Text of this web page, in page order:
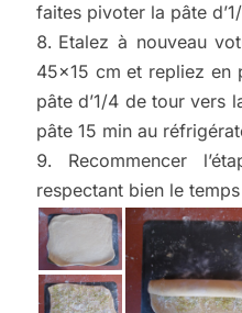
faites pivoter la pâte
Etalez à nouveau
45×15 cm et repliez en
pâte d’1/4 de tour vers
pâte 15 min au
Recommencer
respectant bien le